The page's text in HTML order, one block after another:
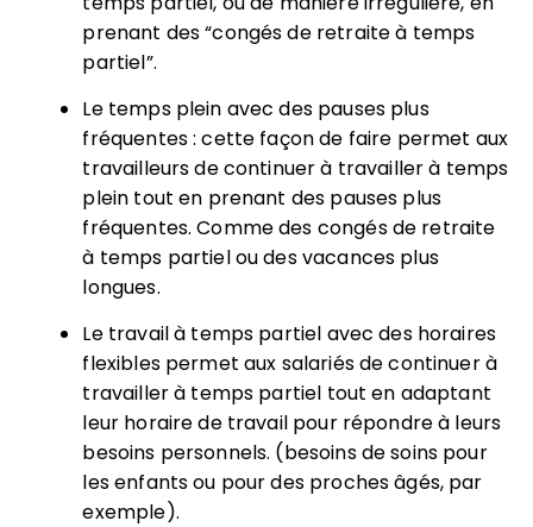
prenant des “congés de retraite à temps
partiel”.
Le temps plein avec des pauses plus
fréquentes : cette façon de faire permet aux
travailleurs de continuer à travailler à temps
plein tout en prenant des pauses plus
fréquentes. Comme des congés de retraite
à temps partiel ou des vacances plus
longues.
Le travail à temps partiel avec des horaires
flexibles permet aux salariés de continuer à
travailler à temps partiel tout en adaptant
leur horaire de travail pour répondre à leurs
besoins personnels. (besoins de soins pour
les enfants ou pour des proches âgés, par
exemple).